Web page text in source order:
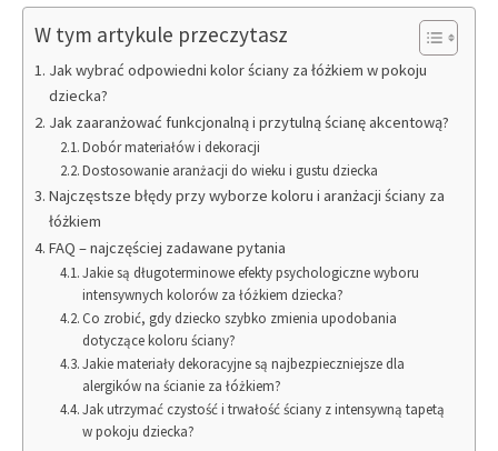
W tym artykule przeczytasz
Jak wybrać odpowiedni kolor ściany za łóżkiem w pokoju
dziecka?
Jak zaaranżować funkcjonalną i przytulną ścianę akcentową?
Dobór materiałów i dekoracji
Dostosowanie aranżacji do wieku i gustu dziecka
Najczęstsze błędy przy wyborze koloru i aranżacji ściany za
łóżkiem
FAQ – najczęściej zadawane pytania
Jakie są długoterminowe efekty psychologiczne wyboru
intensywnych kolorów za łóżkiem dziecka?
Co zrobić, gdy dziecko szybko zmienia upodobania
dotyczące koloru ściany?
Jakie materiały dekoracyjne są najbezpieczniejsze dla
alergików na ścianie za łóżkiem?
Jak utrzymać czystość i trwałość ściany z intensywną tapetą
w pokoju dziecka?